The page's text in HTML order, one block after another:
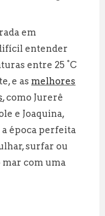
em
entender
entre 25 °C
e as melhores
, como Jurerê
e Joaquina,
a época perfeita
surfar ou
com uma